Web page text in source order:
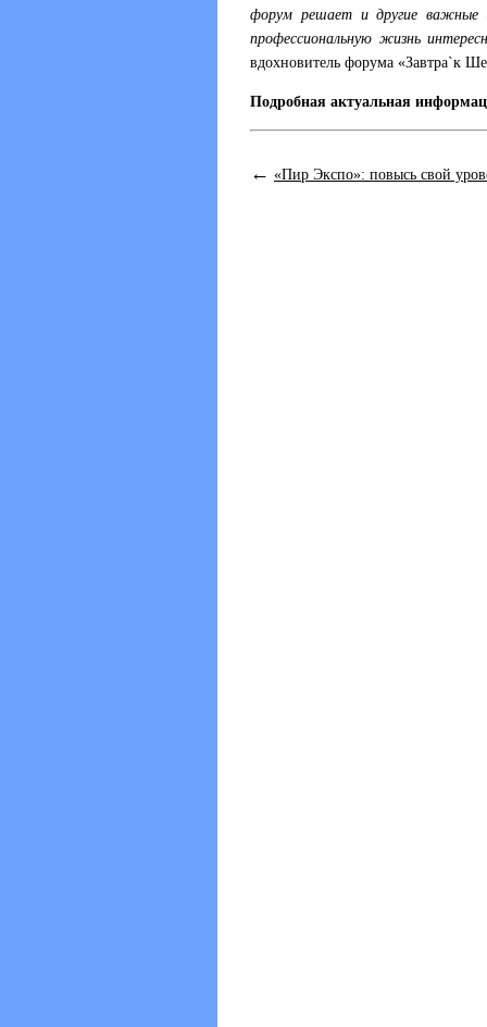
форум решает и другие важные
профессиональную жизнь
вдохновитель форума «Завтра`к
Подробная актуальная
← «Пир Экспо»: повысь свой